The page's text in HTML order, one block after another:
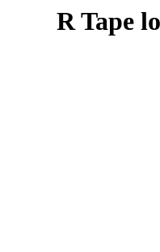
R Tape